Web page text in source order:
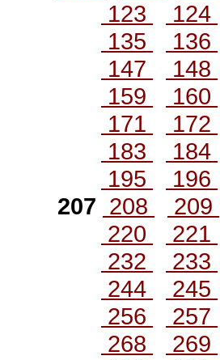
123
124
135
136
147
148
159
160
171
172
183
184
195
196
207 208
209
220
221
232
233
244
245
256
257
268
269